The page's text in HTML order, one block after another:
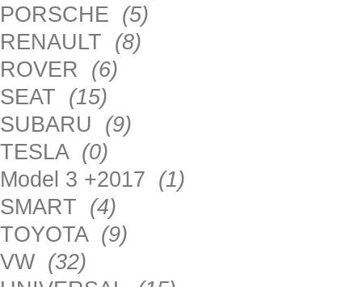
PORSCHE (5)
RENAULT (8)
ROVER (6)
SEAT (15)
SUBARU (9)
TESLA (0)
Model 3 +2017 (1)
SMART (4)
TOYOTA (9)
VW (32)